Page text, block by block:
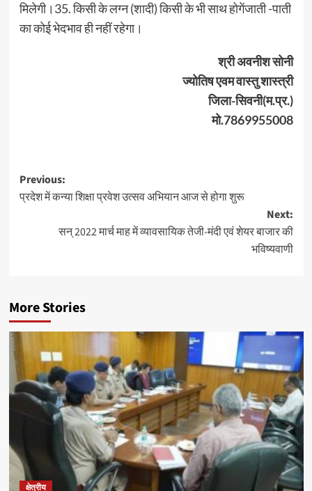
मिलेगी।35. किसी के लग्न (शादी) किसी के भी साथ होगेंजाती -पाती
का कोई भेदभाव ही नहीं रहेगा।
श्री अवनीश सोनी
ज्योतिष एवम वास्तु शास्त्री
जिला-सिवनी(म.प्र.)
मो.7869955008
Post
navigation
Previous:
प्रदेश में कन्या शिक्षा प्रवेश उत्सव अभियान आज से होगा शुरू
Next:
सन् 2022 मार्च माह में व्यावसायिक तेजी-मंदी एवं शेयर बाजार की
भविष्यवाणी
More Stories
क्षेत्रीय